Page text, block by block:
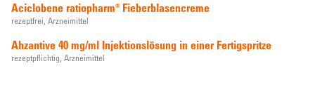
Aciclobene ratiopharm® Fieberblasencreme
rezeptfrei, Arzneimittel
Ahzantive 40 mg/ml Injektionslösung in einer Fertigspritze
rezeptpflichtig, Arzneimittel